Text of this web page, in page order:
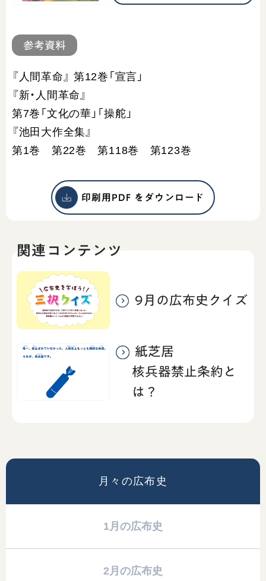
参考資料
『人間革命』 第12巻「宣言」
『新・人間革命』
第7巻「文化の華」「操舵」
『池田大作全集』
第1巻 第22巻 第118巻 第123巻
印刷用PDF をダウンロード
関連コンテンツ
9月の広布史クイズ
紙芝居
核兵器禁止条約と
は？
月々の広布史
1月の広布史
2月の広布史